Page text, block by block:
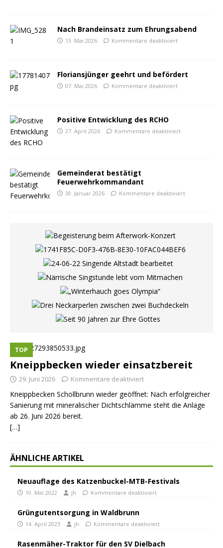
Nach Brandeinsatz zum Ehrungsabend
13. Mai 2026 Kommentare deaktiviert
Floriansjünger geehrt und befördert
07. Mai 2026 Kommentare deaktiviert
Positive Entwicklung des RCHO
27. April 2026 Kommentare deaktiviert
Gemeinderat bestätigt
Feuerwehrkommandant
30. Januar 2026 Kommentare deaktiviert
TOP
Kneippbecken wieder einsatzbereit
29. Juni 2026 Kommentare deaktiviert
Kneippbecken Schollbrunn wieder geöffnet: Nach erfolgreicher
Sanierung mit mineralischer Dichtschlämme steht die Anlage
ab 26. Juni 2026 bereit.
[…]
ÄHNLICHE ARTIKEL
Neuauflage des Katzenbuckel-MTB-Festivals
10. Mai 2022 jh Kommentare deaktiviert
Grüngutentsorgung in Waldbrunn
14. April 2023 jh Kommentare deaktiviert
Rasenmäher-Traktor für den SV Dielbach